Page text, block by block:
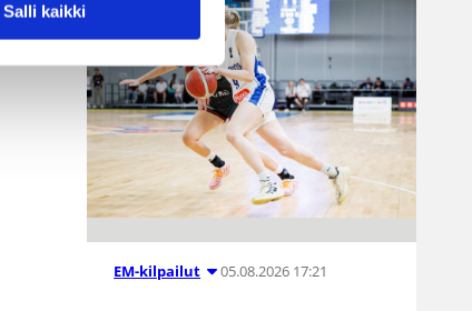
Salli kaikki
EM-kilpailut 05.08.2026 17:21